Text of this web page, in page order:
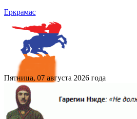
Еркрамас
Пятница, 07 августа 2026 года